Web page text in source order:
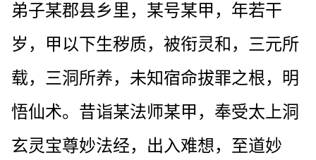
弟子某郡县乡里，某号某甲，年若干
岁，甲以下生秽质，被衔灵和，三元所
载，三洞所养，未知宿命拔罪之根，明
悟仙术。昔诣某法师某甲，奉受太上洞
玄灵宝尊妙法经，出入难想，至道妙